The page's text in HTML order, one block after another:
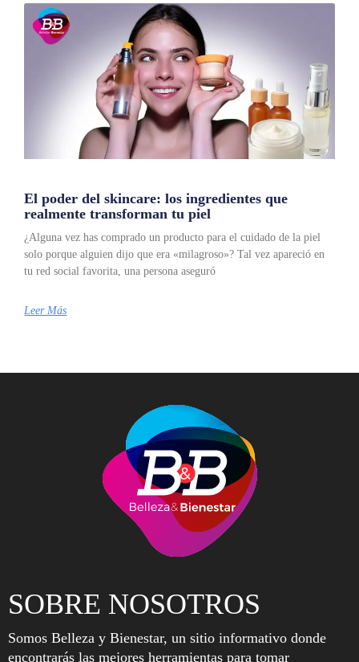
El poder del skincare: los ingredientes que
realmente transforman tu piel
¿Alguna vez has comprado un producto para el cuidado de la piel
solo porque alguien dijo que era «milagroso»? Tal vez apareció en
tu red social favorita, una persona aseguró
Leer Más
SOBRE NOSOTROS
Somos Belleza y Bienestar, un sitio informativo donde
encontrarás las mejores herramientas para tomar